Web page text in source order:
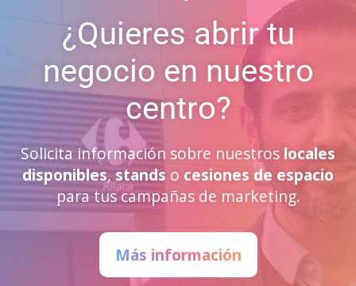
¿Quieres abrir tu
negocio en nuestro
centro?
Solicita información sobre nuestros locales
disponibles, stands o cesiones de espacio
para tus campañas de marketing.
Más información